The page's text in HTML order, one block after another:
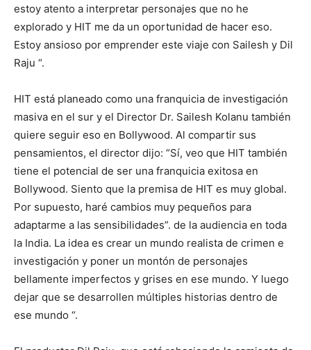
HIT está planeado como una franquicia de investigación
masiva en el sur y el Director Dr. Sailesh Kolanu también
quiere seguir eso en Bollywood. Al compartir sus
pensamientos, el director dijo: “Sí, veo que HIT también
Bollywood. Siento que la premisa de HIT es muy global.
Por supuesto, haré cambios muy pequeños para
adaptarme a las sensibilidades”. de la audiencia en toda
la India. La idea es crear un mundo realista de crimen e
investigación y poner un montón de personajes
bellamente imperfectos y grises en ese mundo. Y luego
dejar que se desarrollen múltiples historias dentro de
ese mundo “.
El productor Dil Raju, que está rehaciendo la camiseta de
Nani en hindi con Shahid Kapoor, respaldará esta
aventura bajo la bandera de Dil Raju Productions junto
con Kuldeep Rathore. La película está ahora en